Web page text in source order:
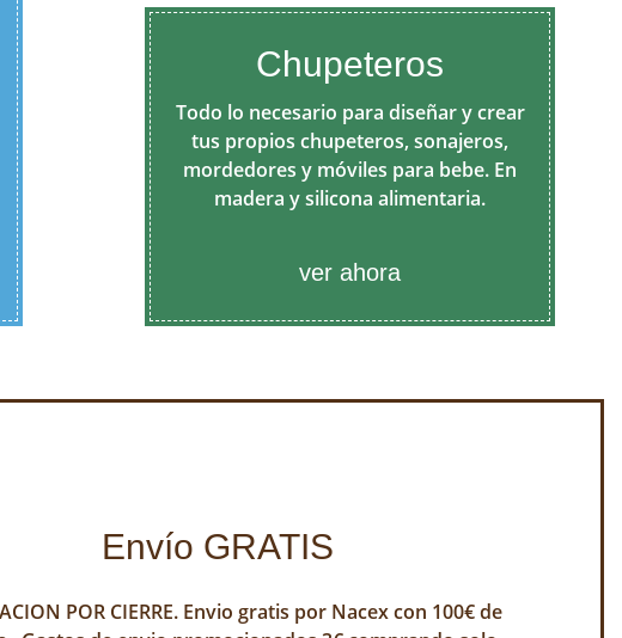
Chupeteros
Todo lo necesario para diseñar y crear
tus propios chupeteros, sonajeros,
mordedores y móviles para bebe. En
madera y silicona alimentaria.
ver ahora
Envío GRATIS
POR CIERRE. Envio gratis por Nacex con 100€ de